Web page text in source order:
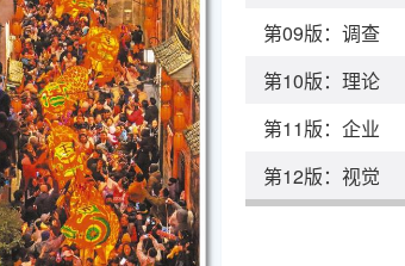
第09版：调查
第10版：理论
第11版：企业
第12版：视觉